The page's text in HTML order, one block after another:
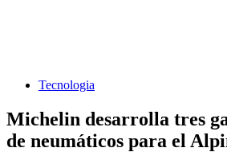
Tecnologia
Michelin desarrolla tres
de neumáticos para el